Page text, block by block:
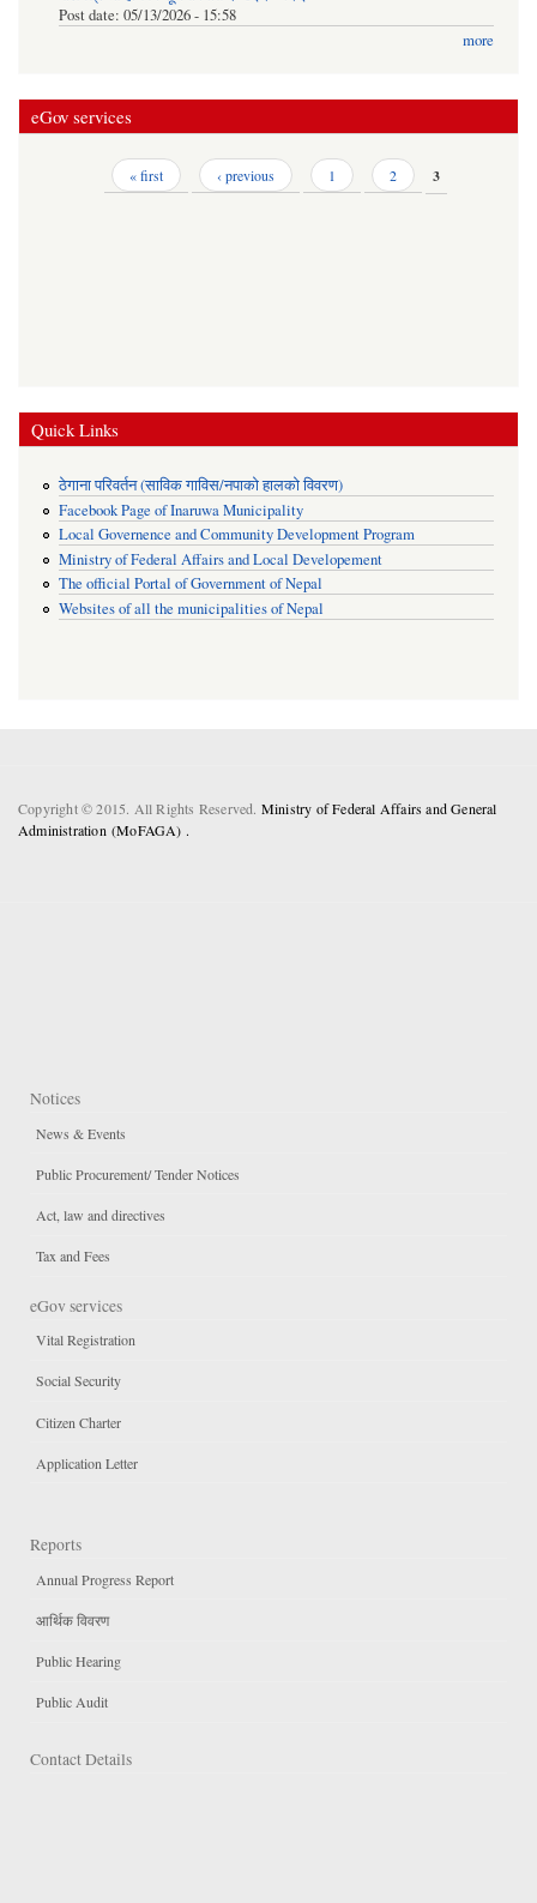
Post date: 05/13/2026 - 15:58
more
eGov services
« first ‹ previous 1 2 3
Quick Links
ठेगाना परिवर्तन (साविक गाविस/नपाको हालको विवरण)
Facebook Page of Inaruwa Municipality
Local Governence and Community Development Program
Ministry of Federal Affairs and Local Developement
The official Portal of Government of Nepal
Websites of all the municipalities of Nepal
Copyright © 2015. All Rights Reserved. Ministry of Federal Affairs and General
Administration (MoFAGA) .
Notices
News & Events
Public Procurement/ Tender Notices
Act, law and directives
Tax and Fees
eGov services
Vital Registration
Social Security
Citizen Charter
Application Letter
Reports
Annual Progress Report
आर्थिक विवरण
Public Hearing
Public Audit
Contact Details